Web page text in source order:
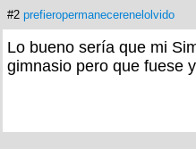
#2 prefieropermanecerenelolvido
Lo bueno sería que mi
gimnasio pero que fuese